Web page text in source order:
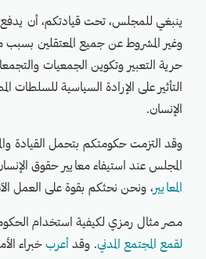
ينبغي للمجلس، تحت قيادتكم، أن
وغير المشروط عن جميع المعتقلين
حرية التعبير وتكوين الجمعيات
التأثير على الإرادة السياسية
الإنسان.
وقد التزمت حكومتكم بتحمل القيادة
المجلس عند استيفاء معايير حقوق
المعايير، ونحن نحثكم بقوة على العمل
مصر مثال رمزي لكيفية استخدام
لقمع المجتمع المدني. وقد أعرب خبراء